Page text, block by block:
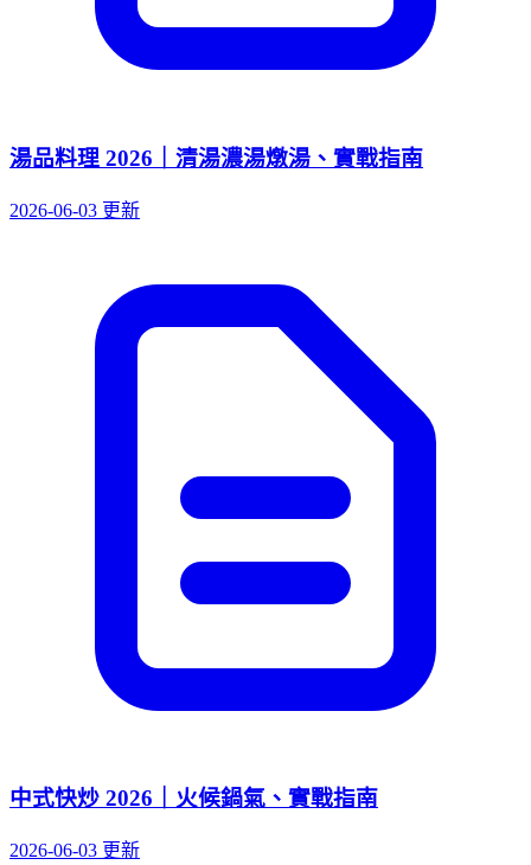
湯品料理 2026｜清湯濃湯燉湯、實戰指南
2026-06-03 更新
中式快炒 2026｜火候鍋氣、實戰指南
2026-06-03 更新